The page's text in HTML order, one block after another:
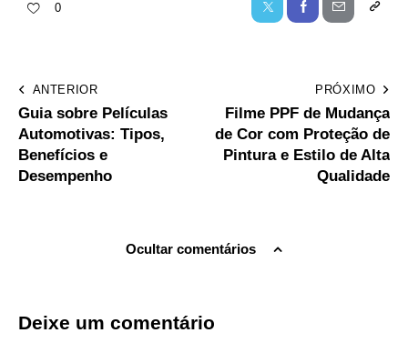
0
ANTERIOR
Guia sobre Películas
Automotivas: Tipos,
Benefícios e
Desempenho
PRÓXIMO
Filme PPF de Mudança
de Cor com Proteção de
Pintura e Estilo de Alta
Qualidade
Ocultar comentários
Deixe um comentário